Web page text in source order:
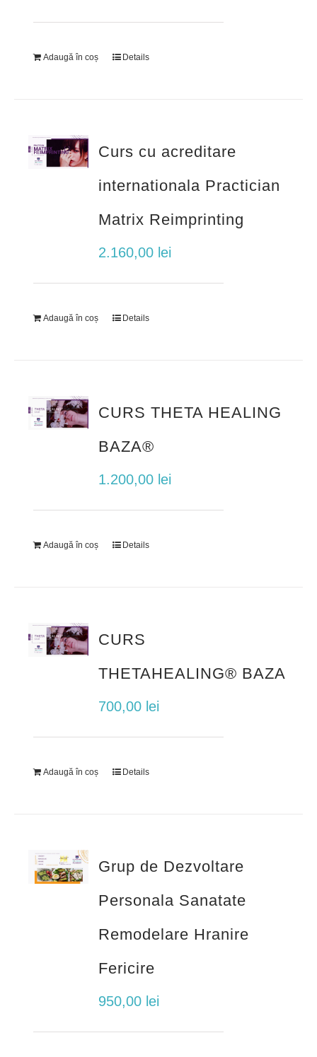
Adaugă în coș Details
Curs cu acreditare
internationala Practician
Matrix Reimprinting
2.160,00 lei
Adaugă în coș Details
CURS THETA HEALING
BAZA®
1.200,00 lei
Adaugă în coș Details
CURS
THETAHEALING® BAZA
700,00 lei
Adaugă în coș Details
Grup de Dezvoltare
Personala Sanatate
Remodelare Hranire
Fericire
950,00 lei